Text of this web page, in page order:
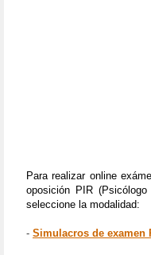
Para realizar online
oposición PIR
seleccione la modalidad:
- Simulacros de examen